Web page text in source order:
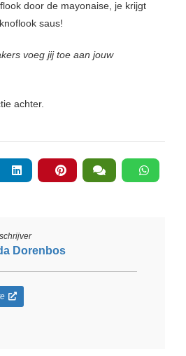
door de mayonaise, je krijgt
saus!
voeg jij toe aan jouw
achter.
Dorenbos